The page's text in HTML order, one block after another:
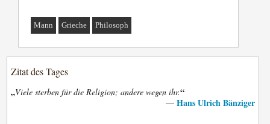
Mann Grieche Philosoph
Zitat des Tages
„Viele sterben für die Religion; andere wegen ihr.“
— Hans Ulrich Bänziger